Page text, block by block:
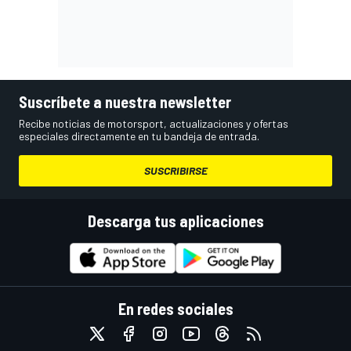
Suscríbete a nuestra newsletter
Recibe noticias de motorsport, actualizaciones y ofertas
especiales directamente en tu bandeja de entrada.
SUSCRIBIRSE
Descarga tus aplicaciones
En redes sociales